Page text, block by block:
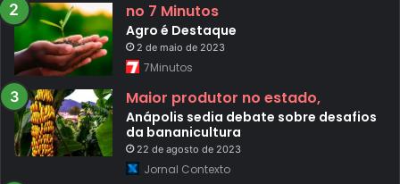
no 7 Minutos
Agro é Destaque
2 de maio de 2023
7Minutos
Maior produtor no estado,
Anápolis sedia debate sobre desafios
da bananicultura
22 de agosto de 2023
Jornal Contexto